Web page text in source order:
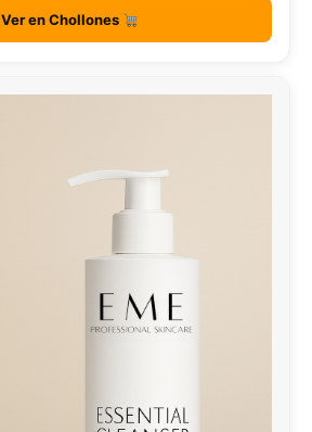
Ver en Chollones